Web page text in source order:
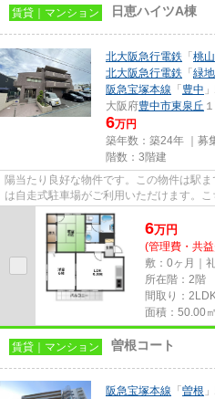
賃貸｜マンション 日恵ハイツA棟
北大阪急行電鉄 「 桃
北大阪急行電鉄 「 緑
阪急宝塚本線 「 豊中
大阪府豊中市東泉丘
6万円
築年数：築24年 ｜募
階数：3階建
陽当たり良好な物件です。この物件は駅
は自走式駐車場がご利用いただけます。
便利です。当社スタッフが地域...
6万円
(管理費・共
敷：0ヶ月｜
所在階：2階
間取り：
面積：50.00㎡
賃貸｜マンション 曽根コート
阪急宝塚本線 「 曽根